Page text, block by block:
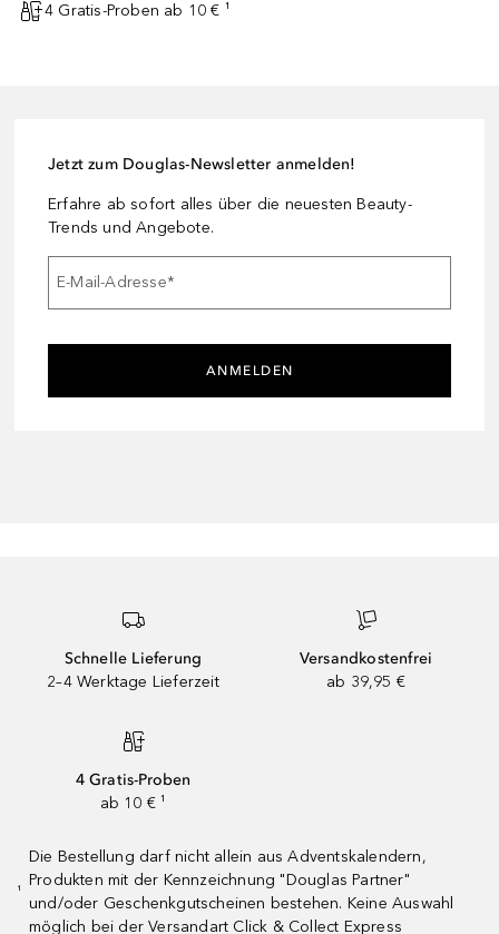
4 Gratis-Proben ab 10 € ¹
Jetzt zum Douglas-Newsletter anmelden!
Erfahre ab sofort alles über die neuesten Beauty-
Trends und Angebote.
E-Mail-Adresse*
ANMELDEN
Schnelle Lieferung
2–4 Werktage Lieferzeit
Versandkostenfrei
ab 39,95 €
4 Gratis-Proben
ab 10 € ¹
¹
Die Bestellung darf nicht allein aus Adventskalendern,
Produkten mit der Kennzeichnung "Douglas Partner"
und/oder Geschenkgutscheinen bestehen. Keine Auswahl
möglich bei der Versandart Click & Collect Express